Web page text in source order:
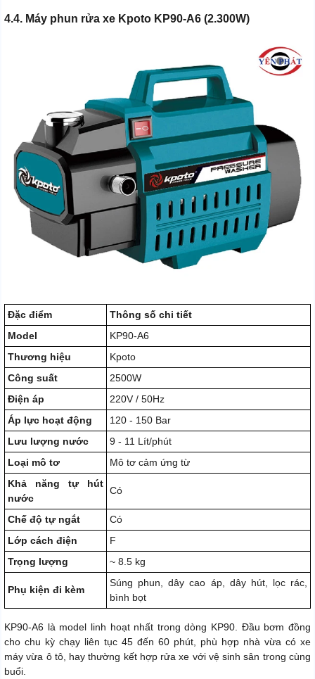
4.4. Máy phun rửa xe Kpoto KP90-A6 (2.300W)
Đặc điểm
Thông số chi tiết
Model
KP90-A6
Thương hiệu
Kpoto
Công suất
2500W
Điện áp
220V / 50Hz
Áp lực hoạt động
120 - 150 Bar
Lưu lượng nước
9 - 11 Lít/phút
Loại mô tơ
Mô tơ cảm ứng từ
Khả năng tự hút
nước
Có
Chế độ tự ngắt
Có
Lớp cách điện
F
Trọng lượng
~ 8.5 kg
Phụ kiện đi kèm
Súng phun, dây cao áp, dây hút, lọc rác,
bình bọt
KP90-A6 là model linh hoạt nhất trong dòng KP90. Đầu bơm đồng
cho chu kỳ chạy liên tục 45 đến 60 phút, phù hợp nhà vừa có xe
máy vừa ô tô, hay thường kết hợp rửa xe với vệ sinh sân trong cùng
buổi.